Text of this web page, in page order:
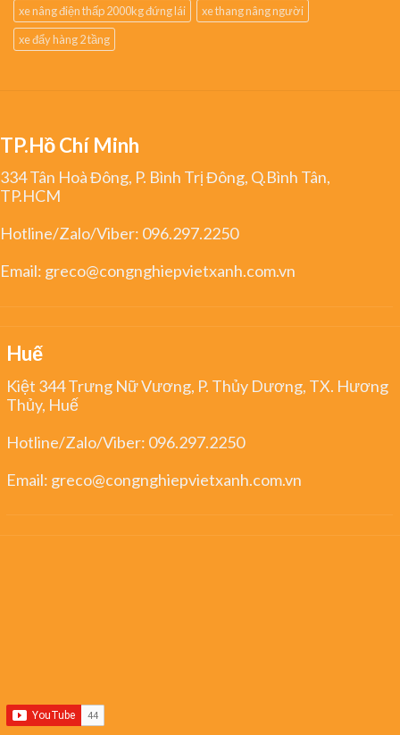
xe nâng điện thấp 2000kg đứng lái
xe thang nâng người
xe đẩy hàng 2 tầng
TP.Hồ Chí Minh
334 Tân Hoà Đông, P. Bình Trị Đông, Q.Bình Tân,
TP.HCM
Hotline/Zalo/Viber: 096.297.2250
Email: greco@congnghiepvietxanh.com.vn
Huế
Kiệt 344 Trưng Nữ Vương, P. Thủy Dương, TX. Hương
Thủy, Huế
Hotline/Zalo/Viber: 096.297.2250
Email: greco@congnghiepvietxanh.com.vn